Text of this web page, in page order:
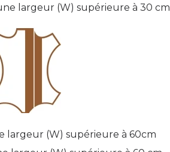
largeur (W) supérieure à 30 cm
largeur (W) supérieure à 60cm